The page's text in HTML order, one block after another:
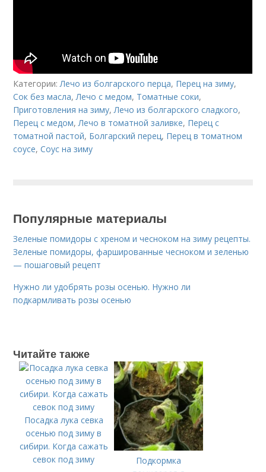
Категории:Лечо из болгарского перца, Перец на зиму,
Сок без масла,Лечо с медом, Томатные соки,
Приготовления на зиму,Лечо из болгарского сладкого,
Перец с медом,Лечо в томатной заливке, Перец с
томатной пастой, Болгарский перец, Перец в томатном
соусе,Соус на зиму
Популярные материалы
Зеленые помидоры с хреном и чесноком на зиму рецепты.
Зеленые помидоры, фаршированные чесноком и зеленью
— пошаговый рецепт
Нужно ли удобрять розы осенью. Нужно ли
подкармливать розы осенью
Читайте также
Посадка лука севка
осенью под зиму в
сибири. Когда сажать
севок под зиму
Подкормка